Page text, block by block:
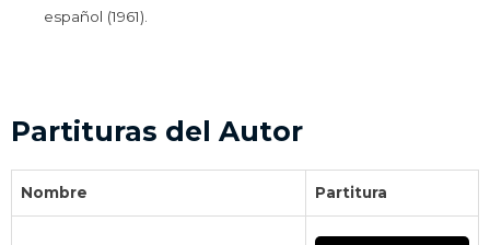
español (1961).
Partituras del Autor
Nombre Partitura